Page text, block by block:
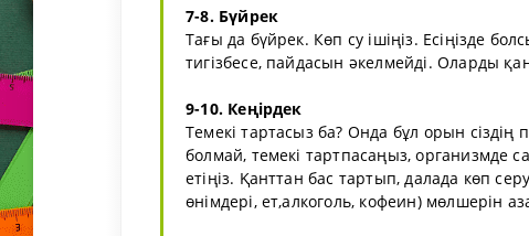
7-8. Бүйрек
Тағы да бүйрек. Көп су ішіңіз. Есіңізде
тигізбесе, пайдасын әкелмейді. Оларды
9-10. Кеңірдек
Темекі тартасыз ба? Онда бұл орын
болмай, темекі тартпасаңыз, организмде
етіңіз. Қанттан бас тартып, далада көп
өнімдері, ет,алкоголь, кофеин) мөлшерін